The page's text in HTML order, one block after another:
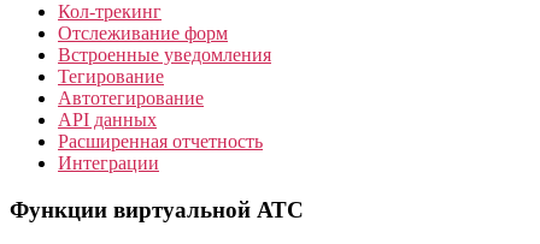
Кол-трекинг
Отслеживание форм
Встроенные уведомления
Тегирование
Автотегирование
API данных
Расширенная отчетность
Интеграции
Функции виртуальной АТС